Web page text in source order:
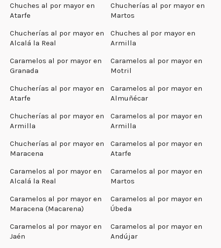
Chuches al por mayor en
Atarfe
Chucherías al por mayor en
Martos
Chucherías al por mayor en
Alcalá la Real
Chuches al por mayor en
Armilla
Caramelos al por mayor en
Granada
Caramelos al por mayor en
Motril
Chucherías al por mayor en
Atarfe
Caramelos al por mayor en
Almuñécar
Chucherías al por mayor en
Armilla
Caramelos al por mayor en
Armilla
Chucherías al por mayor en
Maracena
Caramelos al por mayor en
Atarfe
Caramelos al por mayor en
Alcalá la Real
Caramelos al por mayor en
Martos
Caramelos al por mayor en
Maracena (Macarena)
Caramelos al por mayor en
Úbeda
Caramelos al por mayor en
Jaén
Caramelos al por mayor en
Andújar